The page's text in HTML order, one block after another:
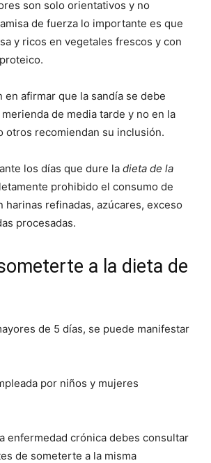
son solo orientativos y no
de fuerza lo importante es que
y ricos en vegetales frescos y con
en afirmar que la sandía se debe
de media tarde y no en la
otros recomiendan su inclusión.
los días que dure la dieta de la
prohibido el consumo de
harinas refinadas, azúcares, exceso
procesadas.
a la dieta de
de 5 días, se puede manifestar
por niños y mujeres
enfermedad crónica debes consultar
de someterte a la misma